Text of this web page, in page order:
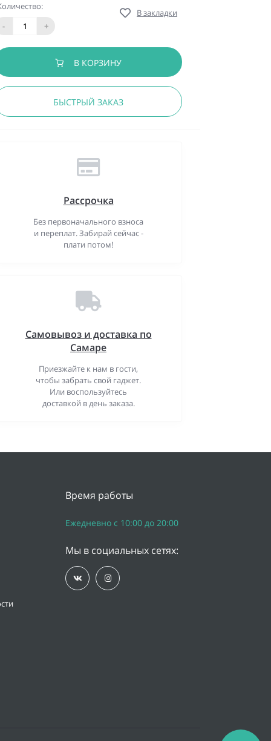
-
+
В закладки
В КОРЗИНУ
БЫСТРЫЙ ЗАКАЗ
Рассрочка
Без первоначального взноса
и переплат. Забирай сейчас -
плати потом!
Самовывоз и доставка по
Самаре
Приезжайте к нам в гости,
чтобы забрать свой гаджет.
Или воспользуйтесь
доставкой в день заказа.
Время работы
Ежедневно с 10:00 до 20:00
Мы в социальных сетях: